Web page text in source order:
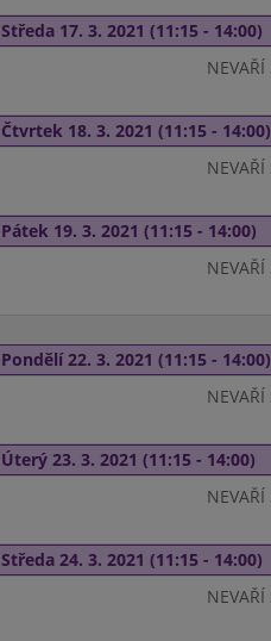
Středa 17. 3. 2021 (11:15 - 14:00)
NEVAŘÍ
Čtvrtek 18. 3. 2021 (11:15 - 14:00)
NEVAŘÍ
Pátek 19. 3. 2021 (11:15 - 14:00)
NEVAŘÍ
Pondělí 22. 3. 2021 (11:15 - 14:00)
NEVAŘÍ
Úterý 23. 3. 2021 (11:15 - 14:00)
NEVAŘÍ
Středa 24. 3. 2021 (11:15 - 14:00)
NEVAŘÍ